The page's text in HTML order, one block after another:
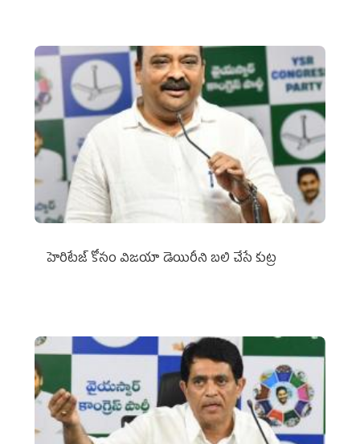
హెరిటేజ్ కోసం విజయా డెయిరీని బలి చేసే కుట్ర‌